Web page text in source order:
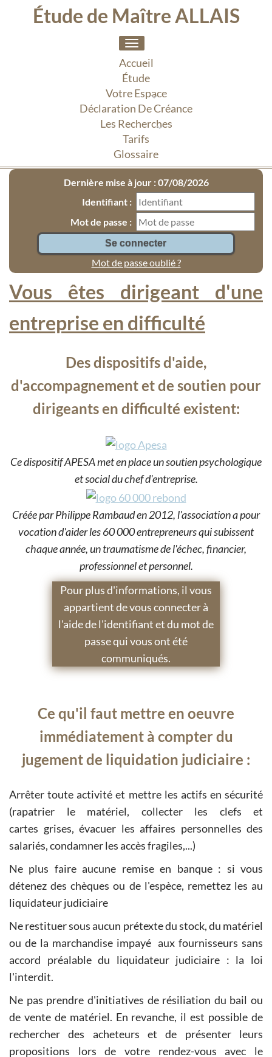
Étude de Maître ALLAIS
Toggle
navigation
Accueil
Étude
Votre Espace
Déclaration De Créance
Les Recherches
Tarifs
Glossaire
Dernière mise à jour : 07/08/2026
Identifiant :
Mot de passe :
Mot de passe oublié ?
Vous êtes dirigeant d'une
entreprise en difficulté
Des dispositifs d'aide,
d'accompagnement et de soutien pour
dirigeants en difficulté existent:
Ce dispositif APESA met en place un soutien psychologique
et social du chef d'entreprise.
Créée par Philippe Rambaud en 2012, l'association a pour
vocation d'aider les 60 000 entrepreneurs qui subissent
chaque année, un traumatisme de l'échec, financier,
professionnel et personnel.
Pour plus d'informations, il vous
appartient de vous connecter à
l'aide de l'identifiant et du mot de
passe qui vous ont été
communiqués.
Ce qu'il faut mettre en oeuvre
immédiatement à compter du
jugement de liquidation judiciaire :
Arrêter toute activité et mettre les actifs en sécurité
(rapatrier le matériel, collecter les clefs et
cartes grises, évacuer les affaires personnelles des
salariés, condamner les accès fragiles,...)
Ne plus faire aucune remise en banque : si vous
détenez des chèques ou de l'espèce, remettez les au
liquidateur judiciaire
Ne restituer sous aucun prétexte du stock, du matériel
ou de la marchandise impayé aux fournisseurs sans
accord préalable du liquidateur judiciaire : la loi
l'interdit.
Ne pas prendre d'initiatives de résiliation du bail ou
de vente de matériel. En revanche, il est possible de
rechercher des acheteurs et de présenter leurs
propositions lors de votre rendez-vous avec le